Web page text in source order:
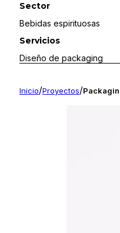
Sector
Bebidas espirituosas
Servicios
Diseño de packaging
Inicio/Proyectos/